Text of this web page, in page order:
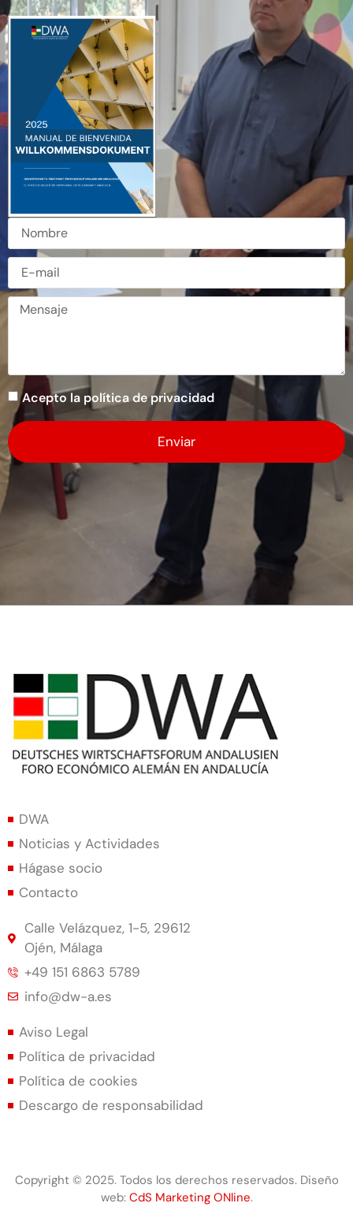
Acepto la política de privacidad
Enviar
DWA
Noticias y Actividades
Hágase socio
Contacto
Calle Velázquez, 1-5, 29612
Ojén, Málaga
+49 151 6863 5789
info@dw-a.es
Aviso Legal
Política de privacidad
Política de cookies
Descargo de responsabilidad
Copyright © 2025. Todos los derechos reservados. Diseño
web: CdS Marketing ONline.